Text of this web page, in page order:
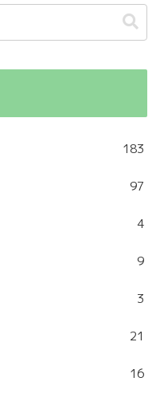
183
97
4
9
3
21
16